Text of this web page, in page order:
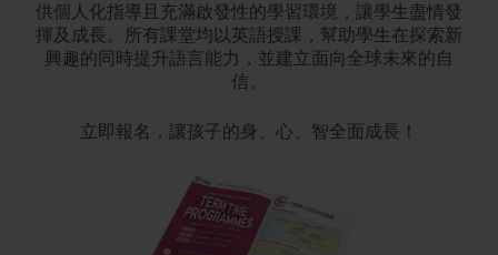
供個人化指導且充滿啟發性的學習環境，讓學生盡情發
揮及成長。所有課堂均以英語授課，幫助學生在探索新
興趣的同時提升語言能力，並建立面向全球未來的自
信。
立即報名，讓孩子的身、心、智全面成長！